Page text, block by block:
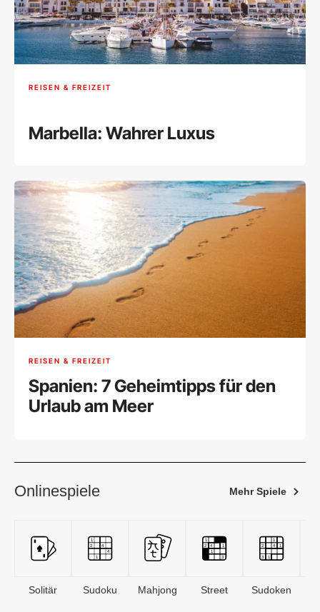
REISEN & FREIZEIT
Marbella: Wahrer Luxus
REISEN & FREIZEIT
Spanien: 7 Geheimtipps für den
Urlaub am Meer
Onlinespiele Mehr Spiele
Solitär Sudoku Mahjong Street Sudoken